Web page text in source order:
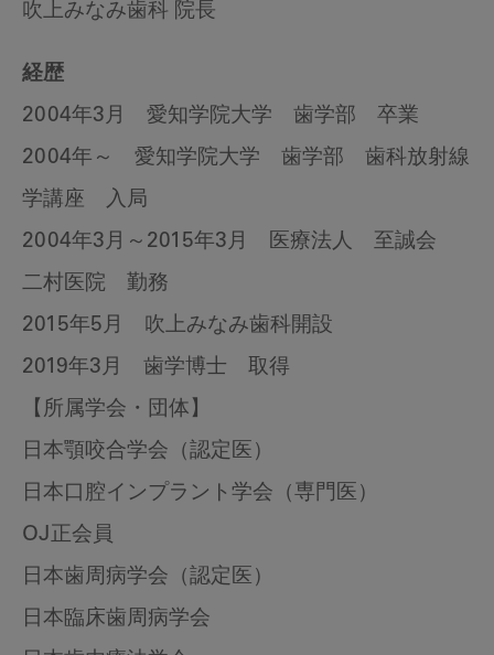
吹上みなみ歯科 院長
経歴
2004年3月 愛知学院大学 歯学部 卒業
2004年～ 愛知学院大学 歯学部 歯科放射線
学講座 入局
2004年3月～2015年3月 医療法人 至誠会
二村医院 勤務
2015年5月 吹上みなみ歯科開設
2019年3月 歯学博士 取得
【所属学会・団体】
日本顎咬合学会（認定医）
日本口腔インプラント学会（専門医）
OJ正会員
日本歯周病学会（認定医）
日本臨床歯周病学会